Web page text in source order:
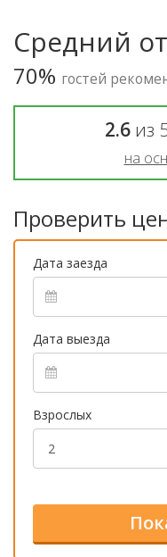
Средний
70% гостей
2.6из
на
Проверить
Дата заезда
Дата выезда
Взрослых